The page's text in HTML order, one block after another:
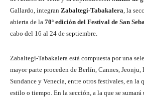
Gallardo, integran Zabaltegi-Tabakalera, la
abierta de la 70ª edición del Festival de San
cabo del 16 al 24 de septiembre.
Zabaltegi-Tabakalera está compuesta por una
mayor parte proceden de Berlín, Cannes, Jeonju,
Sundance y Venecia, entre otros festivales, en la
estilo o tiempo. En la sección, a la que se